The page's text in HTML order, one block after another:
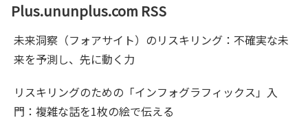
Plus.ununplus.com RSS
未来洞察（フォアサイト）のリスキリング：不確実な未
来を予測し、先に動く力
リスキリングのための「インフォグラフィックス」入
門：複雑な話を1枚の絵で伝える